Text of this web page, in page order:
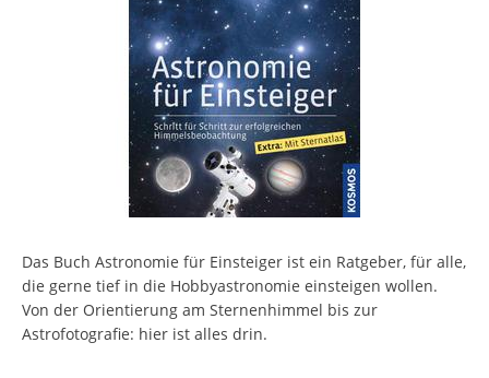
Das Buch Astronomie für Einsteiger ist ein Ratgeber, für alle,
die gerne tief in die Hobbyastronomie einsteigen wollen.
Von der Orientierung am Sternenhimmel bis zur
Astrofotografie: hier ist alles drin.